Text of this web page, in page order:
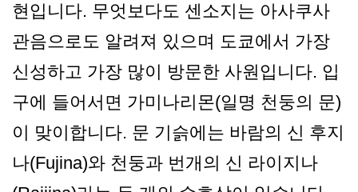
현입니다. 무엇보다도 센소지는 아사쿠사
관음으로도 알려져 있으며 도쿄에서 가장
신성하고 가장 많이 방문한 사원입니다. 입
구에 들어서면 가미나리몬(일명 천둥의 문)
이 맞이합니다. 문 기슭에는 바람의 신 후지
나(Fujina)와 천둥과 번개의 신 라이지나